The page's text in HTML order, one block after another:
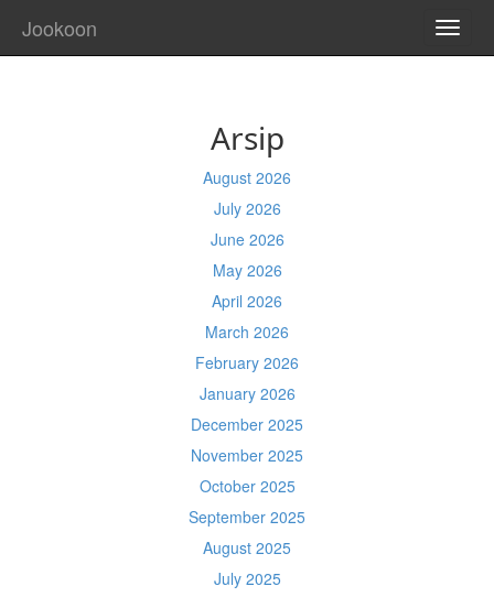
Jookoon
Arsip
August 2026
July 2026
June 2026
May 2026
April 2026
March 2026
February 2026
January 2026
December 2025
November 2025
October 2025
September 2025
August 2025
July 2025